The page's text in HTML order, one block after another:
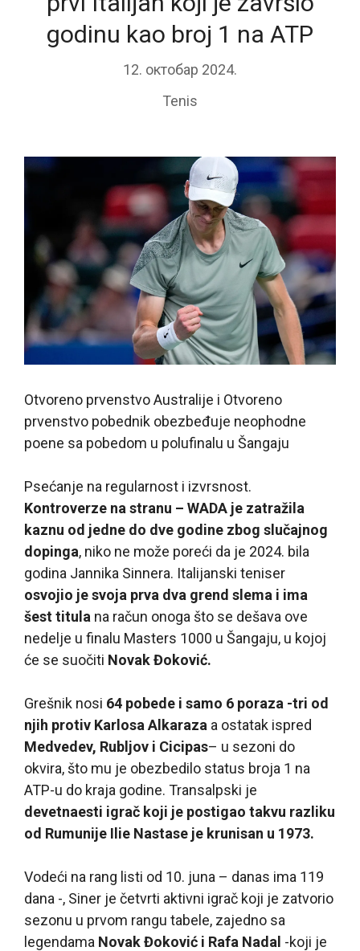
godinu kao broj 1 na ATP
12. октобар 2024.
Tenis
Otvoreno prvenstvo Australije i Otvoreno
prvenstvo pobednik obezbeđuje neophodne
poene sa pobedom u polufinalu u Šangaju
Psećanje na regularnost i izvrsnost.
Kontroverze na stranu – WADA je zatražila
kaznu od jedne do dve godine zbog slučajnog
dopinga, niko ne može poreći da je 2024. bila
godina Jannika Sinnera. Italijanski teniser
osvojio je svoja prva dva grend slema i ima
šest titula na račun onoga što se dešava ove
nedelje u finalu Masters 1000 u Šangaju, u kojoj
će se suočiti Novak Đoković.
Grešnik nosi 64 pobede i samo 6 poraza -tri od
njih protiv Karlosa Alkaraza a ostatak ispred
Medvedev, Rubljov i Cicipas– u sezoni do
okvira, što mu je obezbedilo status broja 1 na
ATP-u do kraja godine. Transalpski je
devetnaesti igrač koji je postigao takvu razliku
od Rumunije Ilie Nastase je krunisan u 1973.
Vodeći na rang listi od 10. juna – danas ima 119
dana -, Siner je četvrti aktivni igrač koji je zatvorio
sezonu u prvom rangu tabele, zajedno sa
legendama Novak Đoković i Rafa Nadal -koji je